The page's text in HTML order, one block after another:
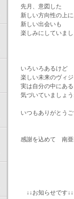
先月、意図した
新しい方向性の上
新しい出会いも
楽しみにしていま
いろいろあるけど
楽しい未来のヴィ
実は自分の中にあ
気づいていましょ
いつもありがとう
感謝を込めて 南
↓↓お知らせです↓↓